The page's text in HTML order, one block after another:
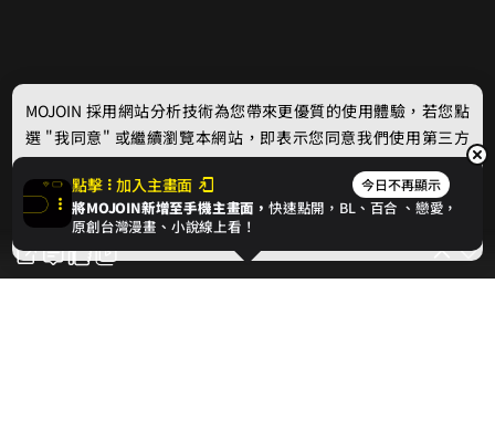
點擊 加入主畫面 今日不再顯示
將MOJOIN新增至手機主畫面，快速點開，BL、 百合 、戀愛，
原創台灣漫畫、小說線上看！
MOJOIN 採用網站分析技術為您帶來更優質的使用體驗，若您點
選 "我同意" 或繼續瀏覽本網站，即表示您同意我們使用第三方
Cookie，欲瞭解更多資訊請見隱私權政策。
我同意